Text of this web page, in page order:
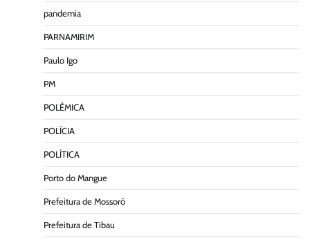
pandemia
PARNAMIRIM
Paulo Igo
PM
POLÊMICA
POLÍCIA
POLÍTICA
Porto do Mangue
Prefeitura de Mossoró
Prefeitura de Tibau